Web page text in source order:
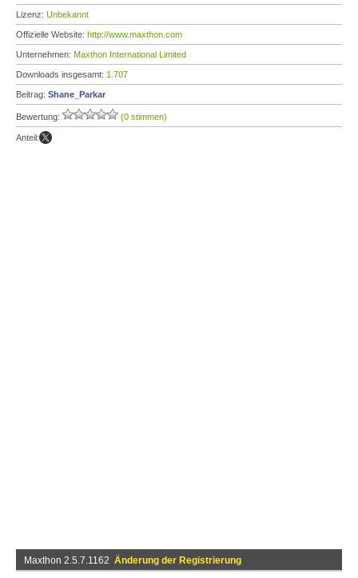
Lizenz: Unbekannt
Offizielle Website: http://www.maxthon.com
Unternehmen: Maxthon International Limited
Downloads insgesamt: 1.707
Beitrag: Shane_Parkar
Bewertung: (0 stimmen)
Anteil:
Maxthon 2.5.7.1162 Änderung der Registrierung